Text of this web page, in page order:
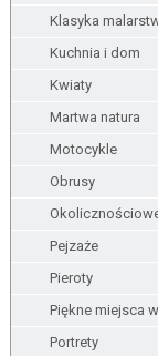
Klasyka
Kuchnia i dom
Kwiaty
Martwa natura
Motocykle
Obrusy
Pejzaże
Pieroty
Piękne miejsca
Portrety